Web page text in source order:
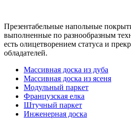
Презентабельные напольные
выполненные по разнообразным
есть олицетворением статуса и
обладателей.
Массивная доска из дуба
Массивная доска из ясеня
Модульный паркет
Французская елка
Штучный паркет
Инженерная доска